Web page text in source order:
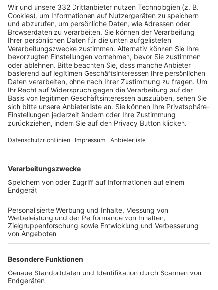
HÄUFIG BESUCHTE SEITEN
Pässe und Vereinswechsel
Trainerausbildung
Schulungsangebot Vereinsmitarbeiter
BFV-Geschäftsstellen
Trainerbörse
Login SpielPlus
FOLGE DEM BFV
TOP-VEREINE
TOP-PARTNER